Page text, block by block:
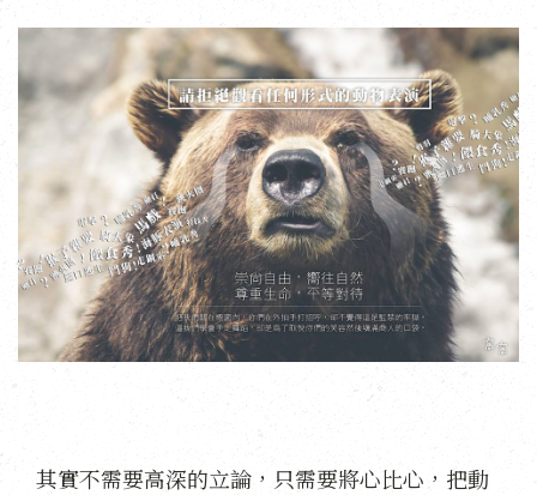
其實不需要高深的立論，只需要將心比心，把動